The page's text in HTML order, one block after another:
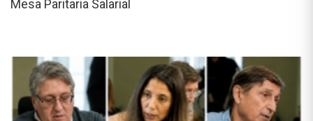
Mesa Paritaria Salarial